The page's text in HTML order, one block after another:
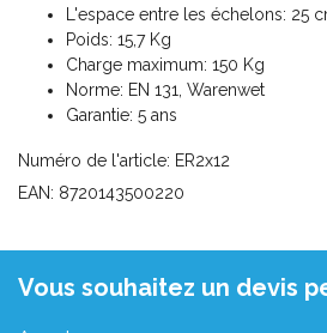
L'espace entre les échelons: 25
Poids: 15,7 Kg
Charge maximum: 150 Kg
Norme: EN 131, Warenwet
Garantie: 5 ans
Numéro de l'article: ER2x12
EAN: 8720143500220
Vous souhaitez un devis